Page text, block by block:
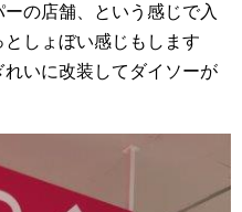
の店舗、という感じで入
しょぼい感じもします
いに改装してダイソーが